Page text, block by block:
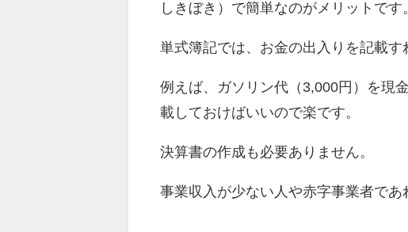
しきぼき）で簡単なのがメリットです
単式簿記では、お金の出入りを記載す
例えば、ガソリン代（3,000円）を現
載しておけばいいので楽です。
決算書の作成も必要ありません。
事業収入が少ない人や赤字事業者で